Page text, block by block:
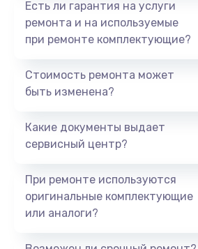
Есть ли гарантия на услуги
ремонта и на используемые
при ремонте комплектующие?
Стоимость ремонта может
быть изменена?
Какие документы выдает
сервисный центр?
При ремонте используются
оригинальные комплектующие
или аналоги?